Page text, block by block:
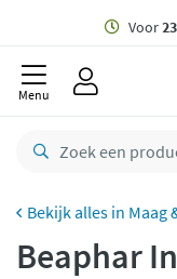
Menu
Maag
Beaphar